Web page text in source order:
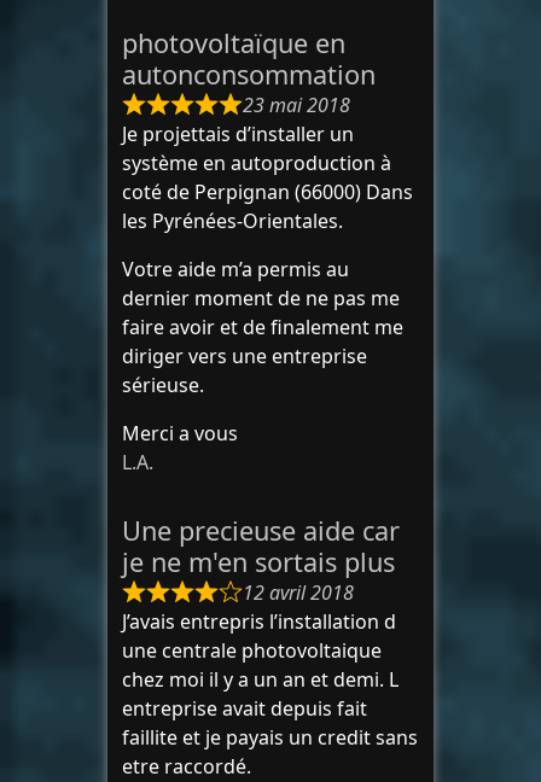
photovoltaïque en
autonconsommation
23 mai 2018
Je projettais d’installer un
système en autoproduction à
coté de Perpignan (66000) Dans
les Pyrénées-Orientales.
Votre aide m’a permis au
dernier moment de ne pas me
faire avoir et de finalement me
diriger vers une entreprise
sérieuse.
Merci a vous
L.A.
Une precieuse aide car
je ne m'en sortais plus
12 avril 2018
J’avais entrepris l’installation d
une centrale photovoltaique
chez moi il y a un an et demi. L
entreprise avait depuis fait
faillite et je payais un credit sans
etre raccordé.